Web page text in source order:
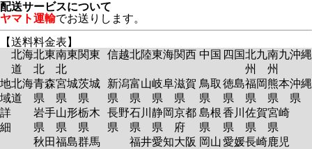
配送サービスについて
ヤマト運輸でお送りします。
【送料料金表】
北海
道
北東
北
南東
北
関東 信越北陸東海関西 中国 四国北九
州
南九
州
沖縄
地
域
詳
細
北海
道
青森
県
岩手
県
秋田
宮城
県
山形
県
福島
茨城
県
栃木
県
群馬
新潟
県
長野
県
富山
県
石川
県
福井
岐阜
県
静岡
県
愛知
滋賀
県
京都
府
大阪
鳥取
県
島根
県
岡山
徳島
県
香川
県
愛媛
福岡
県
佐賀
県
長崎
熊本
県
宮崎
県
鹿児
沖縄
県